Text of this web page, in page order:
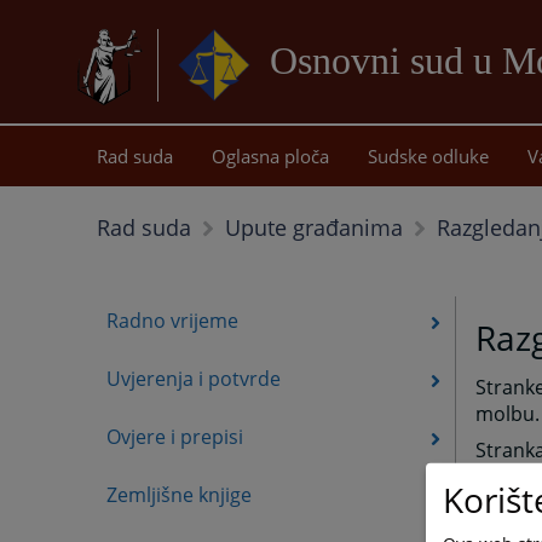
Osnovni sud u
Rad suda Oglasna ploča Sudske odluke
Rad suda Upute građanima
Radno vrijeme
Uvjerenja i potvrde
Ovjere i prepisi
Zemljišne knjige
molbu.